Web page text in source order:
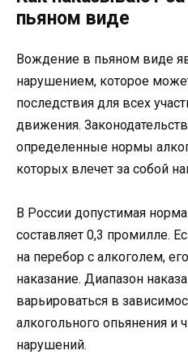
пьяном виде
Вождение в пьяном виде
нарушением, которое
последствия для всех
движения.
определенные нормы
которых влечет за собой
В России допустимая
составляет 0,3 промилле.
на перебор с алкоголем,
наказание. Диапазон
варьироваться в
алкогольного опьянения и
нарушений.